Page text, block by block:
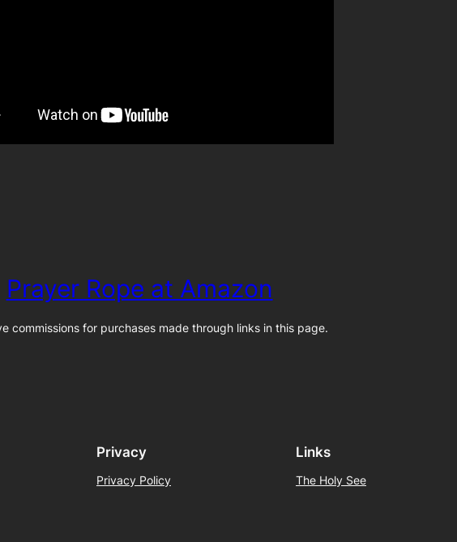
Prayer Rope at Amazon
commissions for purchases made through links in this page.
Privacy
Privacy Policy
Links
The Holy See